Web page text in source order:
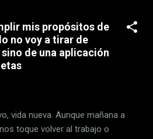
pensábamos? Es lo que acaba
la UCLA tras un extenso estudio
analizado quince años de
. Lo hemos conocido a
de la Universidad de California ha
más de 2.500 artículos publicados
mis propósitos de
no voy a tirar de
de una aplicación
vida nueva. Aunque mañana a
toque volver al trabajo o